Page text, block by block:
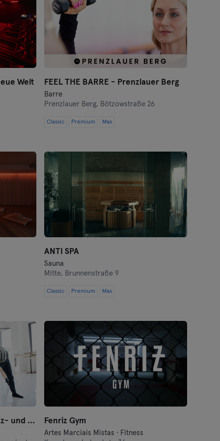
Welt FEEL THE BARRE - Prenzlauer Berg
Barre
Prenzlauer Berg, Bötzowstraße 26
Classic Premium Max
ANTI SPA
Sauna
Mitte, Brunnenstraße 9
Classic Premium Max
motion*s MORITZPLATZ Tanz- und Bewegungsstudio Fenriz Gym
Artes Marciais Mistas · Fitness